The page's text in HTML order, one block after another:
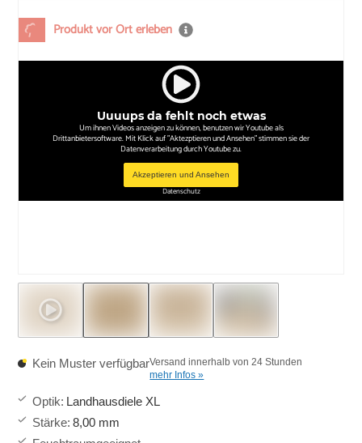
Produkt vor Ort erleben
Uuuups da fehlt noch etwas
Um ihnen Videos anzeigen zu können, benutzen wir Youtube als
Drittanbietersoftware. Mit Klick auf "Aktezptieren und Ansehen" stimmen sie der
Datenverarbeitung durch Youtube zu.
Akzeptieren und Ansehen
Datenschutz
Kein Muster verfügbarVersand innerhalb von 24 Stunden
mehr Infos »
Optik: Landhausdiele XL
Stärke: 8,00 mm